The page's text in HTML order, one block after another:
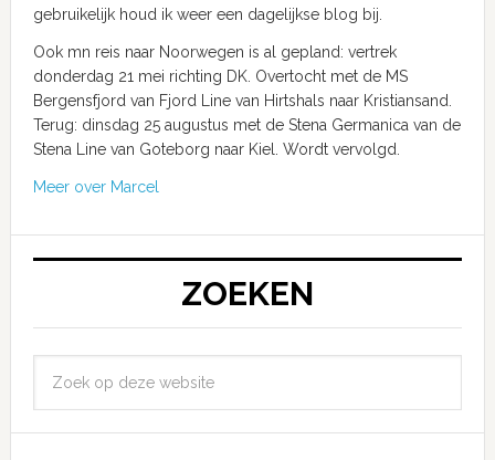
gebruikelijk houd ik weer een dagelijkse blog bij.
Ook mn reis naar Noorwegen is al gepland: vertrek
donderdag 21 mei richting DK. Overtocht met de MS
Bergensfjord van Fjord Line van Hirtshals naar Kristiansand.
Terug: dinsdag 25 augustus met de Stena Germanica van de
Stena Line van Goteborg naar Kiel. Wordt vervolgd.
Meer over Marcel
ZOEKEN